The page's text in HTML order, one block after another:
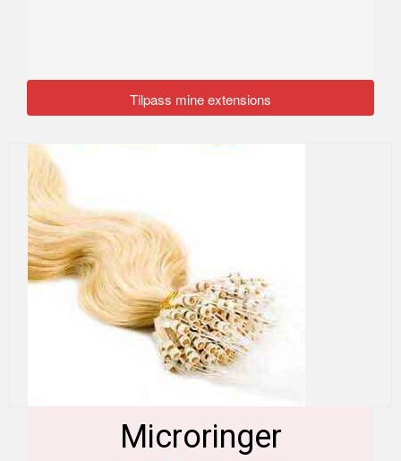
Tilpass mine extensions
Microringer